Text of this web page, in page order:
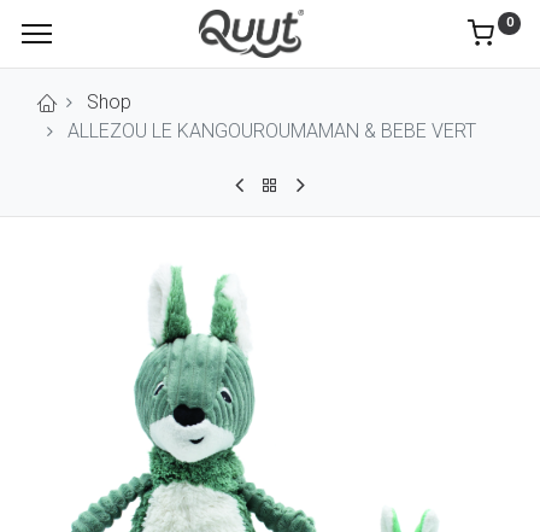
0
Shop
ALLEZOU LE KANGOUROUMAMAN & BEBE VERT